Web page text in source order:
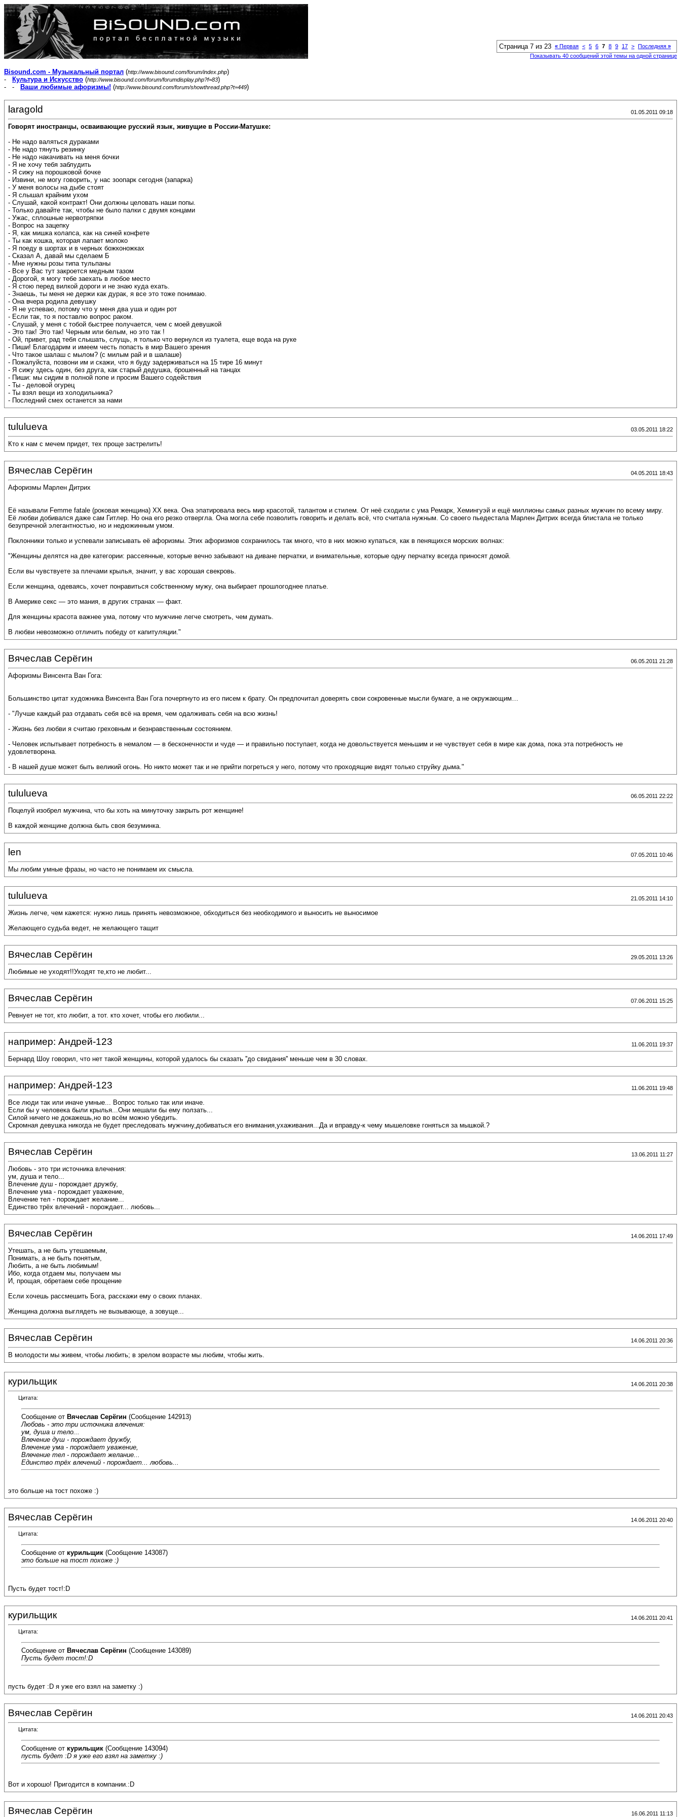
Страница 7 из 23 « Первая < 5 6 7 8 9 17 > Последняя »
Показывать 40 сообщений этой темы на одной странице
Bisound.com - Музыкальный портал (http://www.bisound.com/forum/index.php)
-
Культура и Искусство (http://www.bisound.com/forum/forumdisplay.php?f=83)
- -
Ваши любимые афоризмы! (http://www.bisound.com/forum/showthread.php?t=449)
laragold 01.05.2011 09:18
Говорят иностранцы, осваивающие русский язык, живущие в России-Матушке:
- Не надо валяться дураками
- Не надо тянуть резинку
- Не надо накачивать на меня бочки
- Я не хочу тебя заблудить
- Я сижу на порошковой бочке
- Извини, не могу говорить, у нас зоопарк сегодня (запарка)
- У меня волосы на дыбе стоят
- Я слышал крайним ухом
- Слушай, какой контракт! Они должны целовать наши попы.
- Только давайте так, чтобы не было палки с двумя концами
- Ужас, сплошные нервотряпки
- Вопрос на зацепку
- Я, как мишка колапса, как на синей конфете
- Ты как кошка, которая лапает молоко
- Я поеду в шортах и в черных божконожках
- Сказал А, давай мы сделаем Б
- Мне нужны розы типа тульпаны
- Все у Вас тут закроется медным тазом
- Дорогой, я могу тебе заехать в любое место
- Я стою перед вилкой дороги и не знаю куда ехать.
- Знаешь, ты меня не держи как дурак, я все это тоже понимаю.
- Она вчера родила девушку
- Я не успеваю, потому что у меня два уша и один рот
- Если так, то я поставлю вопрос раком.
- Слушай, у меня с тобой быстрее получается, чем с моей девушкой
- Это так! Это так! Черным или белым, но это так !
- Ой, привет, рад тебя слышать, слущь, я только что вернулся из туалета, еще вода на руке
- Пиши! Благодарим и имеем честь попасть в мир Вашего зрения
- Что такое шалаш с мылом? (с милым рай и в шалаше)
- Пожалуйста, позвони им и скажи, что я буду задерживаться на 15 тире 16 минут
- Я сижу здесь один, без друга, как старый дедушка, брошенный на танцах
- Пиши: мы сидим в полной попе и просим Вашего содействия
- Ты - деловой огурец
- Ты взял вещи из холодильника?
- Последний смех останется за нами
tululueva 03.05.2011 18:22
Кто к нам с мечем придет, тех проще застрелить!
Вячеслав Серёгин 04.05.2011 18:43
Афоризмы Марлен Дитрих
Её называли Femme fatale (роковая женщина) ХХ века. Она эпатировала весь мир красотой, талантом и стилем. От неё сходили с ума Ремарк, Хемингуэй и ещё миллионы самых разных мужчин по всему миру.
Её любви добивался даже сам Гитлер. Но она его резко отвергла. Она могла себе позволить говорить и делать всё, что считала нужным. Со своего пьедестала Марлен Дитрих всегда блистала не только
безупречной элегантностью, но и недюжинным умом.
Поклонники только и успевали записывать её афоризмы. Этих афоризмов сохранилось так много, что в них можно купаться, как в пенящихся морских волнах:
"Женщины делятся на две категории: рассеянные, которые вечно забывают на диване перчатки, и внимательные, которые одну перчатку всегда приносят домой.
Если вы чувствуете за плечами крылья, значит, у вас хорошая свекровь.
Если женщина, одеваясь, хочет понравиться собственному мужу, она выбирает прошлогоднее платье.
В Америке секс — это мания, в других странах — факт.
Для женщины красота важнее ума, потому что мужчине легче смотреть, чем думать.
В любви невозможно отличить победу от капитуляции."
Вячеслав Серёгин 06.05.2011 21:28
Афоризмы Винсента Ван Гога:
Большинство цитат художника Винсента Ван Гога почерпнуто из его писем к брату. Он предпочитал доверять свои сокровенные мысли бумаге, а не окружающим…
- "Лучше каждый раз отдавать себя всё на время, чем одалживать себя на всю жизнь!
- Жизнь без любви я считаю греховным и безнравственным состоянием.
- Человек испытывает потребность в немалом — в бесконечности и чуде — и правильно поступает, когда не довольствуется меньшим и не чувствует себя в мире как дома, пока эта потребность не
удовлетворена.
- В нашей душе может быть великий огонь. Но никто может так и не прийти погреться у него, потому что проходящие видят только струйку дыма."
tululueva 06.05.2011 22:22
Поцелуй изобрел мужчина, что бы хоть на минуточку закрыть рот женщине!
В каждой женщине должна быть своя безуминка.
len 07.05.2011 10:46
Мы любим умные фразы, но часто не понимаем их смысла.
tululueva 21.05.2011 14:10
Жизнь легче, чем кажется: нужно лишь принять невозможное, обходиться без необходимого и выносить не выносимое
Желающего судьба ведет, не желающего тащит
Вячеслав Серёгин 29.05.2011 13:26
Любимые не уходят!!Уходят те,кто не любит...
Вячеслав Серёгин 07.06.2011 15:25
Ревнует не тот, кто любит, а тот. кто хочет, чтобы его любили...
например: Андрей-123 11.06.2011 19:37
Бернард Шоу говорил, что нет такой женщины, которой удалось бы сказать ''до свидания'' меньше чем в 30 словах.
например: Андрей-123 11.06.2011 19:48
Все люди так или иначе умные... Вопрос только так или иначе.
Если бы у человека были крылья...Они мешали бы ему ползать...
Силой ничего не докажешь,но во всём можно убедить.
Скромная девушка никогда не будет преследовать мужчину,добиваться его внимания,ухаживания...Да и вправду-к чему мышеловке гоняться за мышкой.?
Вячеслав Серёгин 13.06.2011 11:27
Любовь - это три источника влечения:
ум, душа и тело...
Влечение душ - порождает дружбу,
Влечение ума - порождает уважение,
Влечение тел - порождает желание...
Единство трёх влечений - порождает... любовь...
Вячеслав Серёгин 14.06.2011 17:49
Утешать, а не быть утешаемым,
Понимать, а не быть понятым,
Любить, а не быть любимым!
Ибо, когда отдаем мы, получаем мы
И, прощая, обретаем себе прощение
Если хочешь рассмешить Бога, расскажи ему о своих планах.
Женщина должна выглядеть не вызывающе, а зовуще...
Вячеслав Серёгин 14.06.2011 20:36
В молодости мы живем, чтобы любить; в зрелом возрасте мы любим, чтобы жить.
курильщик 14.06.2011 20:38
Цитата:
Сообщение от Вячеслав Серёгин (Сообщение 142913)
Любовь - это три источника влечения:
ум, душа и тело...
Влечение душ - порождает дружбу,
Влечение ума - порождает уважение,
Влечение тел - порождает желание...
Единство трёх влечений - порождает... любовь...
это больше на тост похоже :)
Вячеслав Серёгин 14.06.2011 20:40
Цитата:
Сообщение от курильщик (Сообщение 143087)
это больше на тост похоже :)
Пусть будет тост!:D
курильщик 14.06.2011 20:41
Цитата:
Сообщение от Вячеслав Серёгин (Сообщение 143089)
Пусть будет тост!:D
пусть будет :D я уже его взял на заметку :)
Вячеслав Серёгин 14.06.2011 20:43
Цитата:
Сообщение от курильщик (Сообщение 143094)
пусть будет :D я уже его взял на заметку :)
Вот и хорошо! Пригодится в компании.:D
Вячеслав Серёгин 16.06.2011 11:13